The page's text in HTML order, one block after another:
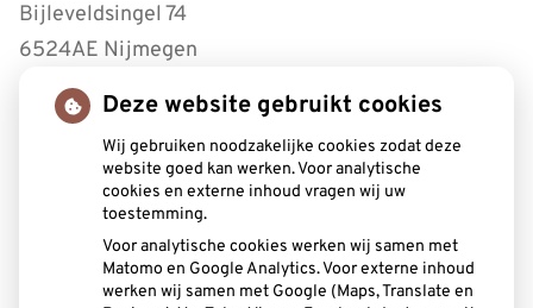
Bijleveldsingel 74
6524AE Nijmegen
Tel:0243221430
Openingstijden
Maandag:
8.30 - 17.00
Woensdag:
8.30 - 17.00
Deze website gebruikt cookies
Wij gebruiken noodzakelijke cookies zodat deze
website goed kan werken. Voor analytische
cookies en externe inhoud vragen wij uw
toestemming.
Voor analytische cookies werken wij samen met
Matomo en Google Analytics. Voor externe inhoud
werken wij samen met Google (Maps, Translate en